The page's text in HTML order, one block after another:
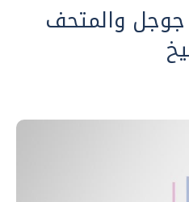
جوجل والمتحف